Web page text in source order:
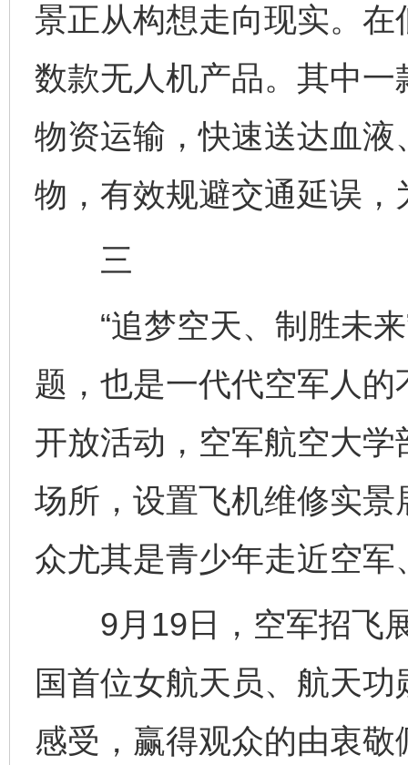
景正从构想走向现实。
数款无人机产品。其中
物资运输，快速送达血
物，有效规避交通延误
三
“追梦空天、制胜未来
题，也是一代代空军人
开放活动，空军航空大
场所，设置飞机维修实
众尤其是青少年走近空
9月19日，空军招飞展
国首位女航天员、航天
感受，赢得观众的由衷敬